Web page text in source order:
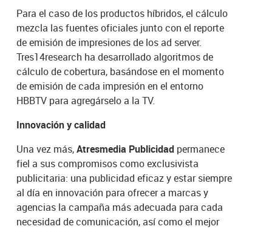
Para el caso de los productos híbridos, el cálculo
mezcla las fuentes oficiales junto con el reporte
de emisión de impresiones de los ad server.
Tres14research ha desarrollado algoritmos de
cálculo de cobertura, basándose en el momento
de emisión de cada impresión en el entorno
HBBTV para agregárselo a la TV.
Innovación y calidad
Una vez más,Atresmedia Publicidad permanece
fiel a sus compromisos como exclusivista
publicitaria: una publicidad eficaz y estar siempre
al día en innovación para ofrecer a marcas y
agencias la campaña más adecuada para cada
necesidad de comunicación, así como el mejor